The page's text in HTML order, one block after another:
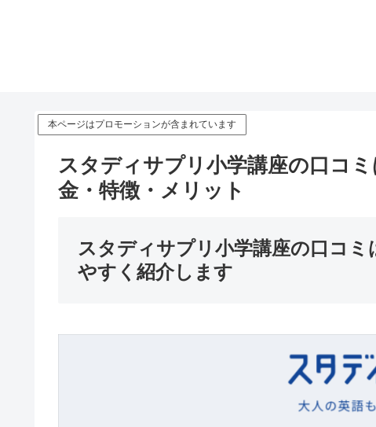
本ページはプロモーションが含まれています
スタディサプリ小学講座の口コ
金・特徴・メリット
スタディサプリ小学講座の口コ
やすく紹介します